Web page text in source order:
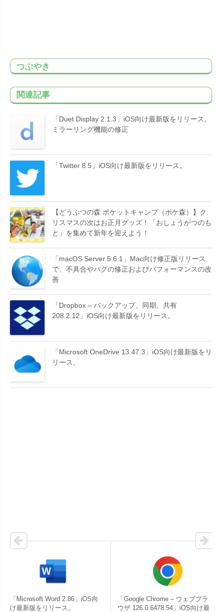
つぶやき
関連記事
「Duet Display 2.1.3」iOS向け最新版をリリース。
ミラーリング機能の修正
「Twitter 8.5」iOS向け最新版をリリース。
【どうぶつの森 ポケットキャンプ（ポケ森）】ク
リスマスの次はお正月グッズ！「おしょうがつのも
と」を集めて新年を迎えよう！
「macOS Server 5.6.1」Mac向け修正版リリース
で、不具合やバグの修正およびパフォーマンスの改
善
「Dropbox – バックアップ、同期、共有
208.2.12」iOS向け最新版をリリース。
「Microsoft OneDrive 13.47.3」iOS向け最新版をリ
リース。
「Microsoft Word 2.86」iOS向
け最新版をリリース。
「Google Chrome – ウェブブラ
ウザ 126.0.6478.54」iOS向け最